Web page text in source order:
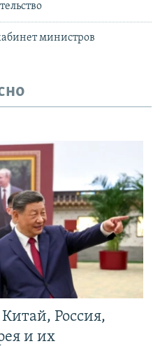
министров
Россия,
и их